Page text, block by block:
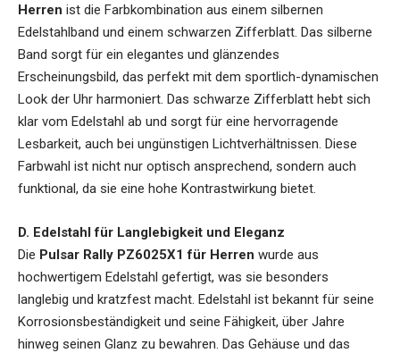
Herren ist die Farbkombination aus einem silbernen
Edelstahlband und einem schwarzen Zifferblatt. Das silberne
Band sorgt für ein elegantes und glänzendes
Erscheinungsbild, das perfekt mit dem sportlich-dynamischen
Look der Uhr harmoniert. Das schwarze Zifferblatt hebt sich
klar vom Edelstahl ab und sorgt für eine hervorragende
Lesbarkeit, auch bei ungünstigen Lichtverhältnissen. Diese
Farbwahl ist nicht nur optisch ansprechend, sondern auch
funktional, da sie eine hohe Kontrastwirkung bietet.
D. Edelstahl für Langlebigkeit und Eleganz
Die Pulsar Rally PZ6025X1 für Herren wurde aus
hochwertigem Edelstahl gefertigt, was sie besonders
langlebig und kratzfest macht. Edelstahl ist bekannt für seine
Korrosionsbeständigkeit und seine Fähigkeit, über Jahre
hinweg seinen Glanz zu bewahren. Das Gehäuse und das